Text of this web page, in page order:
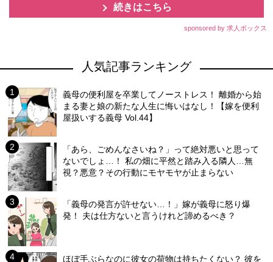
続きはこちら
sponsored by 求人ボックス
人気記事ランキング
義母の便利屋を卒業してノーストレス！ 離婚から始
まる妻と娘の新たな人生に悔いはなし！【嫁を便利
屋扱いする義母 Vol.44】
「あら、ごめんなさいね？」って絶対悪いと思って
ないでしょ…！ 私の畑に平然と踏み入る隣人…無
視？悪意？その行動にモヤモヤが止まらない
「義母の発言が許せない…！」嫁が義母に怒り爆
発！ 夫は仕方ないと言うけれど諦めるべき？
ほぼ手ぶらなのに彼女の荷物は持ちたくない？ 彼を